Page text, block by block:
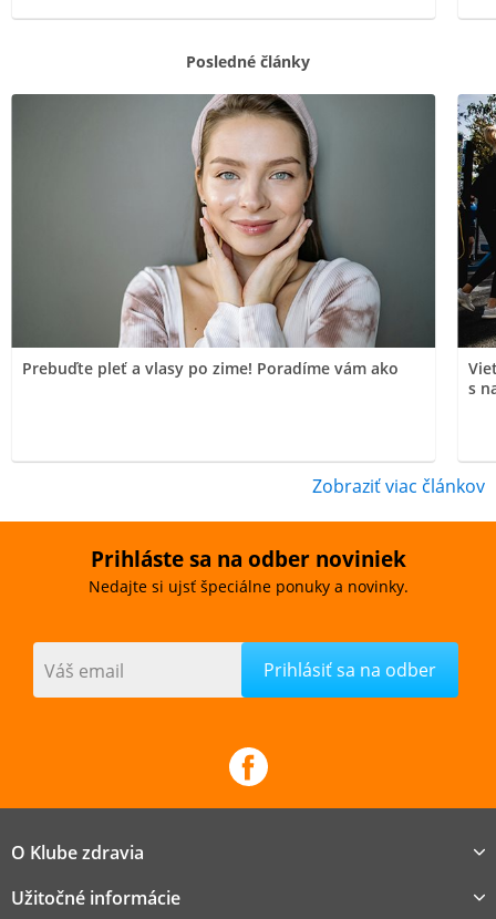
Posledné články
Prebuďte pleť a vlasy po zime! Poradíme vám ako
s
Zobraziť viac článkov
Prihláste sa na odber noviniek
Nedajte si ujsť špeciálne ponuky a novinky.
Váš email
O Klube zdravia
Užitočné informácie